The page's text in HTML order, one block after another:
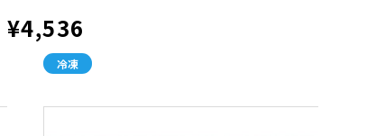
¥4,536
冷凍